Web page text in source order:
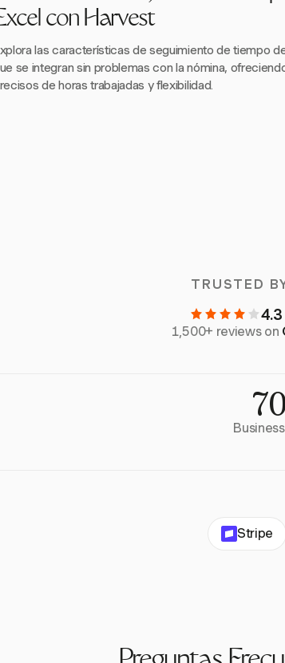
con Harvest
las características de seguimiento de tiempo
se integran sin problemas con la nómina,
de horas trabajadas y flexibilidad.
TRUSTED
4.3
1,500+ reviews on
Stripe